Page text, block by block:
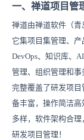
一、禅道项目管
禅道由禅道软件（青
它集项目集管理、产
DevOps、知识库、
管理、组织管理和事
完整覆盖了研发项
备丰富，操作简洁
多样，软件架构合
研发项目管理！